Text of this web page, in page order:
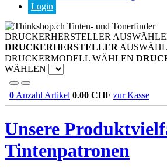
Login
Tinten- und Tonerfinder
DRUCKERHERSTELLER
DRUCKERHERSTELLER
DRUCKERMODELL WÄHLEN
WÄHLEN
0 Anzahl Artikel 0.00 CHF zur Kasse
Unsere
Tintenpatronen